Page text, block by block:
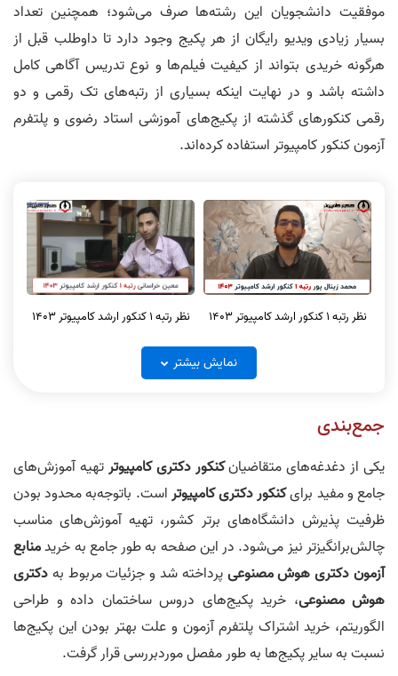
موفقیت دانشجویان این رشته‌ها صرف می‌شود؛ همچنین تعداد
بسیار زیادی ویدیو رایگان از هر پکیج وجود دارد تا داوطلب قبل از
هرگونه خریدی بتواند از کیفیت فیلم‌ها و نوع تدریس آگاهی کامل
داشته باشد و در نهایت اینکه بسیاری از رتبه‌های تک رقمی و دو
رقمی کنکورهای گذشته از پکیج‌های آموزشی استاد رضوی و پلتفرم
آزمون کنکور کامپیوتر استفاده کرده‌اند.
نظر رتبه 1 کنکور ارشد کامپیوتر 1403 نظر رتبه 1 کنکور ارشد کامپیوتر 1403
1404
نظر رتبه 1 کنکور ارشد کامپیوتر 1403
نظر رتبه 2 کنکور ارشد کامپیوتر
نمایش بیشتر
جمع‌بندی
یکی از دغدغه‌های متقاضیانکنکور دکتری کامپیوترتهیه آموزش‌های
جامع و مفید برایکنکور دکتری کامپیوتراست. باتوجه‌به محدود بودن
ظرفیت پذیرش دانشگاه‌های برتر کشور، تهیه آموزش‌های مناسب
چالش‌برانگیزتر نیز می‌شود. در این صفحه به طور جامع به خریدمنابع
آزمون دکتری هوش مصنوعیپرداخته شد و جزئیات مربوط بهدکتری
هوش مصنوعی، خرید پکیج‌های دروس ساختمان داده و طراحی
الگوریتم، خرید اشتراک پلتفرم آزمون و علت بهتر بودن این پکیج‌ها
نسبت به سایر پکیج‌ها به طور مفصل موردبررسی قرار گرفت.